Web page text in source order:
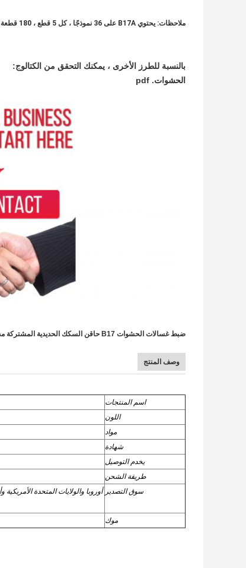
ملاحظات: يحتوي B17A على 36 نموذجًا ، كل 5 قطع ، 180 قطعة بالكامل.
بالنسبة للطرز الأخرى ، يمكنك التحقق من الكتالوج:
الحشوات. pdf
ضبط غسالات الحشوات B17 حاقن السكك الحديدية المشتركة مجموعات الرقائق B17 الحجم 1.200mm-1.380mm لحاقن Denso
وصف المنتج
اسم المنتجات
اللون
مواد
شهادة
يخدم التوصيل
طريقة الشحن
سوق التصدير أوروبا والولايات المتحدة
موك